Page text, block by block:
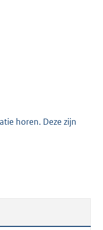
horen. Deze zijn